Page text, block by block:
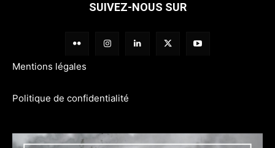
SUIVEZ-NOUS SUR
Mentions légales
Politique de confidentialité